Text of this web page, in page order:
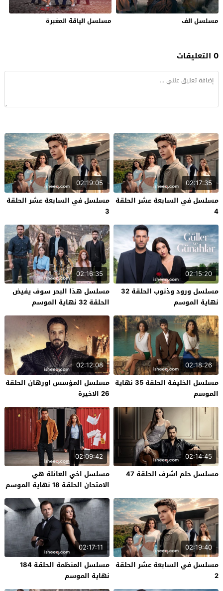
مسلسل الف مسلسل الياقة المغبرة
0 التعليقات
02:17:35
مسلسل في السابعة عشر الحلقة
4
02:19:05
مسلسل في السابعة عشر الحلقة
3
02:15:20
مسلسل ورود وذنوب الحلقة 32
نهاية الموسم
02:16:35
مسلسل هذا البحر سوف يفيض
الحلقة 32 نهاية الموسم
02:18:26
مسلسل الخليفة الحلقة 35 نهاية
الموسم
02:12:08
مسلسل المؤسس اورهان الحلقة
26 الاخيرة
02:14:45
مسلسل حلم اشرف الحلقة 47
02:09:42
مسلسل اخي العائلة هي
الامتحان الحلقة 18 نهاية الموسم
02:19:40
مسلسل في السابعة عشر الحلقة
2
02:17:11
مسلسل المنظمة الحلقة 184
نهاية الموسم